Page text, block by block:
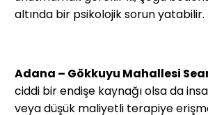
altında bir psikolojik sorun yatabilir.
Adana – Gökkuyu Mahallesi
ciddi bir endişe kaynağı olsa da
veya düşük maliyetli terapiye